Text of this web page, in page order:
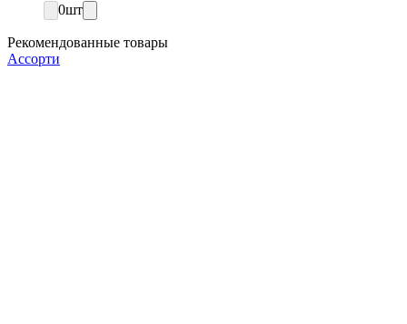
0шт
Рекомендованные товары
Ассорти